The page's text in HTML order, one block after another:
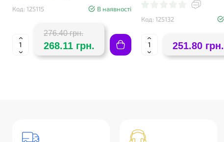
Код: 125115 В наявності
276.40 грн.
268.11 грн.
Код: 125132
251.80 грн.